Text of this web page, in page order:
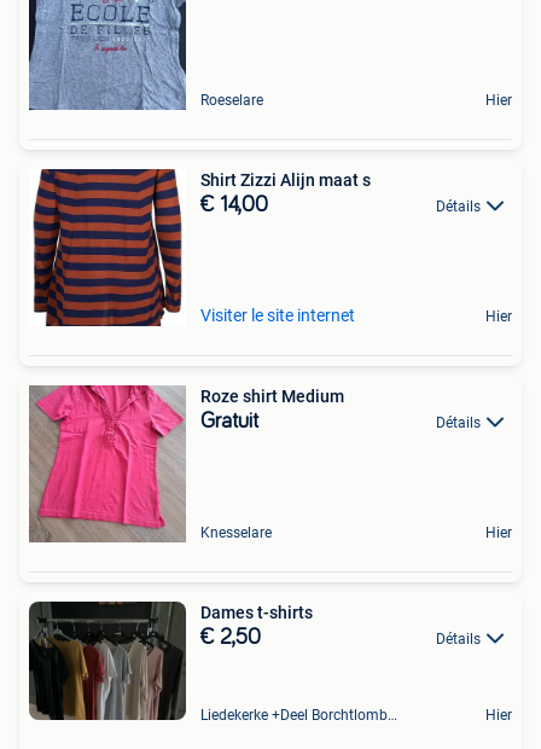
Roeselare Hier
Shirt Zizzi Alijn maat s
€ 14,00 Détails
Visiter le site internet Hier
Roze shirt Medium
Gratuit Détails
Knesselare Hier
Dames t-shirts
€ 2,50 Détails
Liedekerke +Deel Borchtlombeek Hier